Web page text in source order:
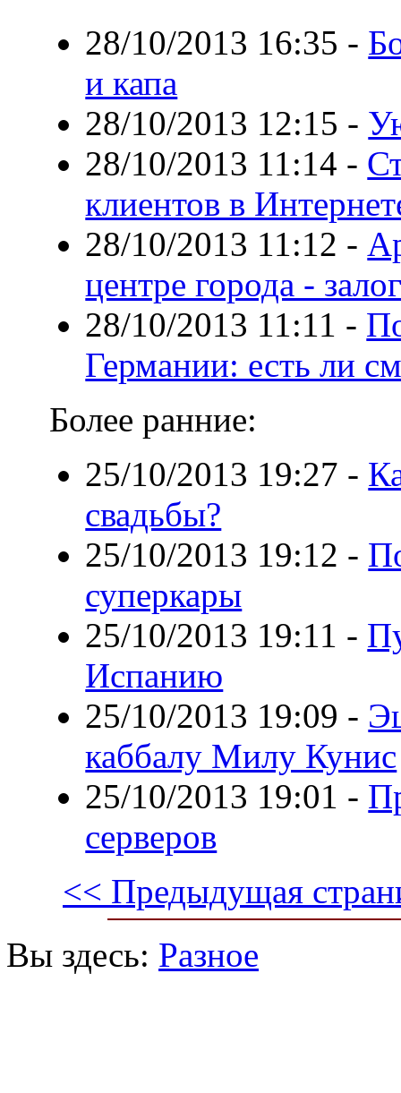
28/10/2013 16:35 -
и капа
28/10/2013 12:15 -
28/10/2013 11:14 -
клиентов в
28/10/2013 11:12 -
центре города -
28/10/2013 11:11 -
Германии: есть ли
Более ранние:
25/10/2013 19:27 -
свадьбы?
25/10/2013 19:12 -
суперкары
25/10/2013 19:11 -
Испанию
25/10/2013 19:09 -
каббалу Милу Кунис
25/10/2013 19:01 -
серверов
<< Предыдущая
Вы здесь: Разное